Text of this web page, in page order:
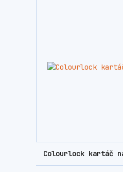
Colourlock kartáč